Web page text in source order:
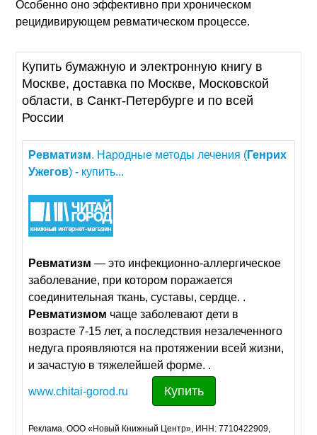
Особенно оно эффективно при хроническом
рецидивирующем ревматическом процессе.
Купить бумажную и электронную книгу в
Москве, доставка по Москве, Московской
области, в Санкт-Петербурге и по всей
России
Ревматизм. Народные методы лечения (Генрих
Ужегов) - купить...
Ревматизм — это инфекционно-аллергическое
заболевание, при котором поражается
соединительная ткань, суставы, сердце. .
Ревматизмом чаще заболевают дети в
возрасте 7-15 лет, а последствия незалеченного
недуга проявляются на протяжении всей жизни,
и зачастую в тяжелейшей форме. .
www.chitai-gorod.ru Купить
Реклама. ООО «Новый Книжный Центр», ИНН: 7710422909,